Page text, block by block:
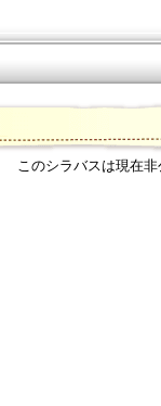
このシラバスは現在